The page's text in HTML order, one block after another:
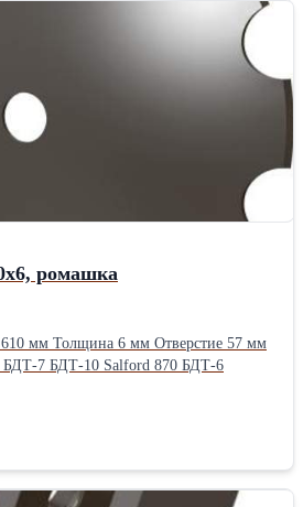
ромашка
мм Толщина 6 мм Отверстие 57 мм
БДТ-7 БДТ-10 Salford 870 БДТ-6